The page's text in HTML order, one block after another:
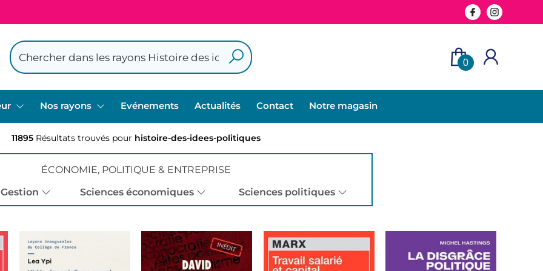
0
Nos rayons Evénements Actualités Contact Notre magasin
11895 Résultats trouvés pour histoire-des-idees-politiques
ÉCONOMIE, POLITIQUE & ENTREPRISE
Sciences économiques Sciences politiques